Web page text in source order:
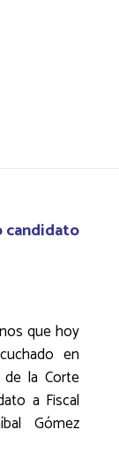
candidato
que hoy
en
de la Corte
a Fiscal
Gómez